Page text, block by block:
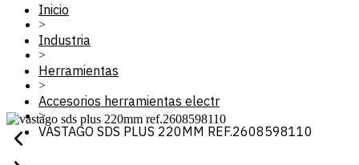
Inicio
>
Industria
>
Herramientas
>
Accesorios herramientas electr
>
VASTAGO SDS PLUS 220MM REF.2608598110